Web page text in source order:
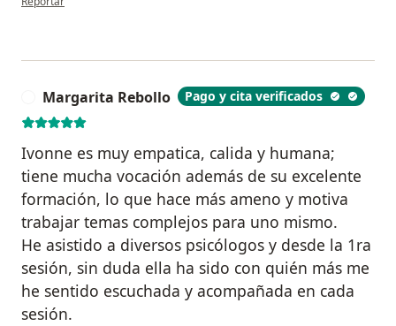
Margarita Rebollo Pago y cita verificados
Ivonne es muy empatica, calida y humana;
tiene mucha vocación además de su excelente
formación, lo que hace más ameno y motiva
trabajar temas complejos para uno mismo.
He asistido a diversos psicólogos y desde la 1ra
sesión, sin duda ella ha sido con quién más me
he sentido escuchada y acompañada en cada
sesión.